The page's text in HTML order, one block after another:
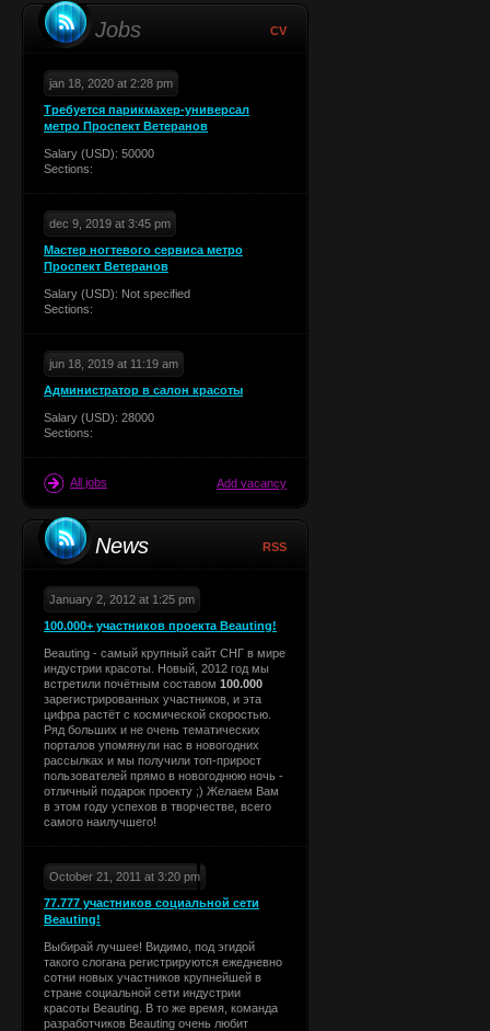
Jobs CV
jan 18, 2020 at 2:28 pm
Требуется парикмахер-универсал
метро Проспект Ветеранов
Salary (USD): 50000
Sections:
dec 9, 2019 at 3:45 pm
Мастер ногтевого сервиса метро
Проспект Ветеранов
Salary (USD): Not specified
Sections:
jun 18, 2019 at 11:19 am
Администратор в салон красоты
Salary (USD): 28000
Sections:
All jobs Add vacancy
RSS
News
January 2, 2012 at 1:25 pm
100.000+ участников проекта Beauting!
Beauting - самый крупный сайт СНГ в мире
индустрии красоты. Новый, 2012 год мы
встретили почётным составом 100.000
зарегистрированных участников, и эта
цифра растёт с космической скоростью.
Ряд больших и не очень тематических
порталов упомянули нас в новогодних
рассылках и мы получили топ-прирост
пользователей прямо в новогоднюю ночь -
отличный подарок проекту ;) Желаем Вам
в этом году успехов в творчестве, всего
самого наилучшего!
October 21, 2011 at 3:20 pm
77.777 участников социальной сети
Beauting!
Выбирай лучшее! Видимо, под эгидой
такого слогана регистрируются ежедневно
сотни новых участников крупнейшей в
стране социальной сети индустрии
красоты Beauting. В то же время, команда
разработчиков Beauting очень любит